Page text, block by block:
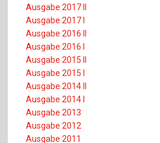
Ausgabe 2017 II
Ausgabe 2017 I
Ausgabe 2016 II
Ausgabe 2016 I
Ausgabe 2015 II
Ausgabe 2015 I
Ausgabe 2014 II
Ausgabe 2014 I
Ausgabe 2013
Ausgabe 2012
Ausgabe 2011